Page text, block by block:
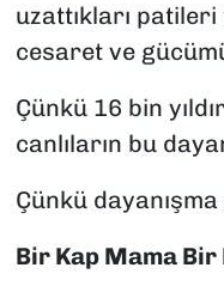
uzattıkları
cesaret ve
Çünkü 16 bin
canlıların bu
Çünkü dayanışma
Bir Kap Mama Bir